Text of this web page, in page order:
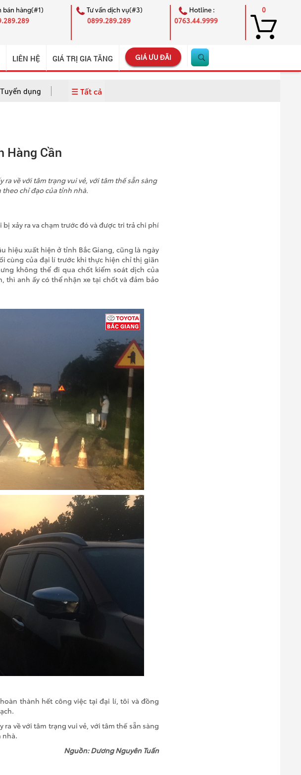
bán hàng(#1)
Tư vấn dịch vụ(#3)
0899.289.289
Hotline :
0763.44.9999
0
LIÊN HỆ GIÁ TRỊ GIA TĂNG GIÁ ƯU ĐÃI
Tuyển dụng ☰ Tất cả
Hàng Cần
về với tâm trạng vui vẻ, với tâm thế sẵn sàng
chỉ đạo của tỉnh nhà.
xảy ra va chạm trước đó và được tri trả chi phí
hiệu xuất hiện ở tỉnh Bắc Giang, cũng là ngày
cùng của đại lí trước khi thực hiện chỉ thị giãn
không thể đi qua chốt kiểm soát dịch của
thì anh ấy có thể nhận xe tại chốt và đảm bảo
thành hết công việc tại đại lí, tôi và đồng
về với tâm trạng vui vẻ, với tâm thế sẵn sàng
nhà.
Nguồn:Dương Nguyên Tuấn